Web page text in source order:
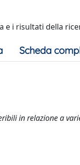
e i risultati della
Scheda
in relazione a